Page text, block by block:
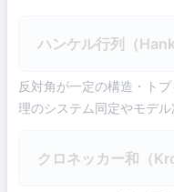
ハンケル行列（
反対角が一定の構造・ト
理のシステム同定やモデ
クロネッカー和（